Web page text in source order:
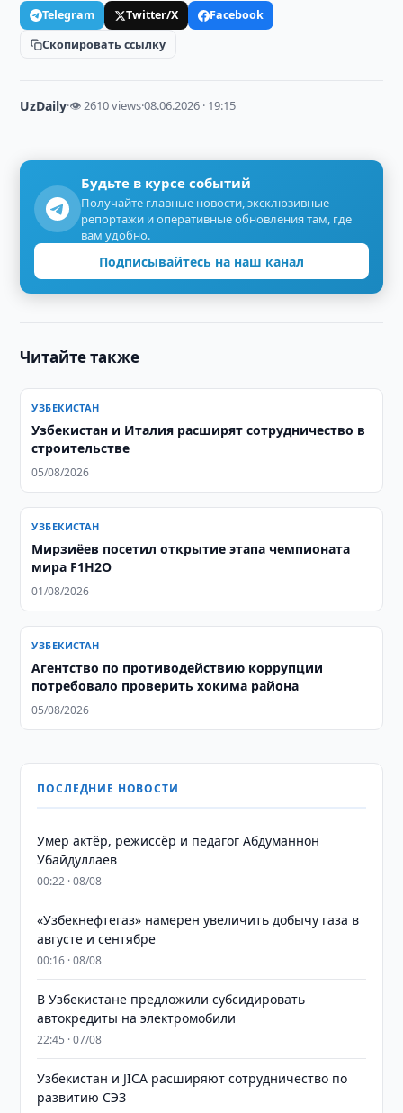
Telegram Twitter/X
Facebook
Скопировать ссылку
UzDaily·👁 2610 views·08.06.2026 · 19:15
Будьте в курсе событий
Получайте главные новости, эксклюзивные
репортажи и оперативные обновления там, где
вам удобно.
Подписывайтесь на наш канал
Читайте также
УЗБЕКИСТАН
Узбекистан и Италия расширят сотрудничество в
строительстве
05/08/2026
УЗБЕКИСТАН
Мирзиёев посетил открытие этапа чемпионата
мира F1H2O
01/08/2026
УЗБЕКИСТАН
Агентство по противодействию коррупции
потребовало проверить хокима района
05/08/2026
ПОСЛЕДНИЕ НОВОСТИ
Умер актёр, режиссёр и педагог Абдуманнон
Убайдуллаев
00:22 · 08/08
«Узбекнефтегаз» намерен увеличить добычу газа в
августе и сентябре
00:16 · 08/08
В Узбекистане предложили субсидировать
автокредиты на электромобили
22:45 · 07/08
Узбекистан и JICA расширяют сотрудничество по
развитию СЭЗ